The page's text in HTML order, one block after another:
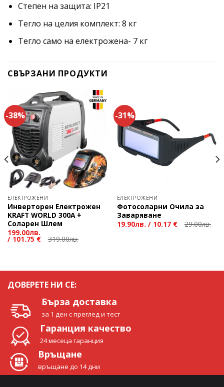
Степен на защита: IP21
Тегло на целия комплект: 8 кг
Тегло само на електрожена- 7 кг
СВЪРЗАНИ ПРОДУКТИ
-38%
ЕЛЕКТРОЖЕНИ
Инверторен Електрожен
KRAFT WORLD 300А +
Соларен Шлем
199.00лв.
/ 101.75 € 319.00лв.
-31%
ЕЛЕКТРОЖЕНИ
Фотосоларни Очила за
Заваряване
19.90лв. / 10.17 € 29.00лв.
ДОВЕРЕТЕ НИ СЕ:
Бърза доставка
за 1 ден с преглед и тест
Гаранция качество
24 месеца гаранция
Връщане
връщане до 14 дни